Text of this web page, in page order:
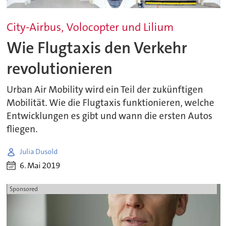
City-Airbus, Volocopter und Lilium
Wie Flugtaxis den Verkehr
revolutionieren
Urban Air Mobility wird ein Teil der zukünftigen
Mobilität. Wie die Flugtaxis funktionieren, welche
Entwicklungen es gibt und wann die ersten Autos
fliegen.
Julia Dusold
6. Mai 2019
Sponsored